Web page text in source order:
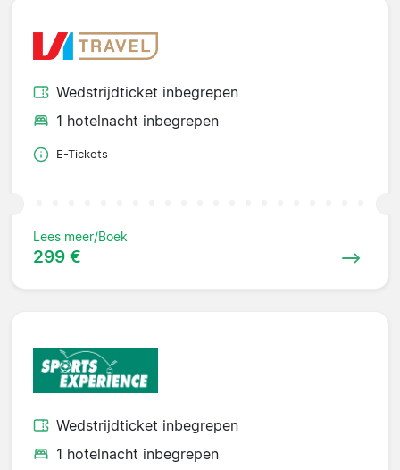
Wedstrijdticket inbegrepen
1 hotelnacht inbegrepen
E-Tickets
Lees meer/Boek
299 €
Wedstrijdticket inbegrepen
1 hotelnacht inbegrepen